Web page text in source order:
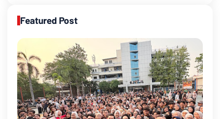
Featured Post